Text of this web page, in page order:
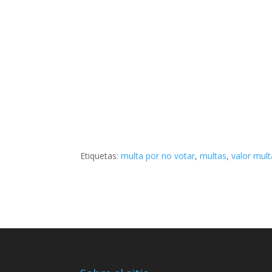
Etiquetas: multa por no votar, multas, valor